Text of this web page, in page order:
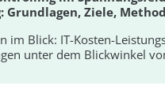
Grundlagen, Ziele,
im Blick: IT-Kosten-
unter dem Blickwinkel